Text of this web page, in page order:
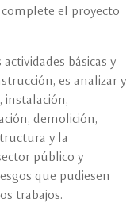
el proyecto
básicas y
es analizar y
instalación,
demolición,
y la
público y
que pudiesen
trabajos.